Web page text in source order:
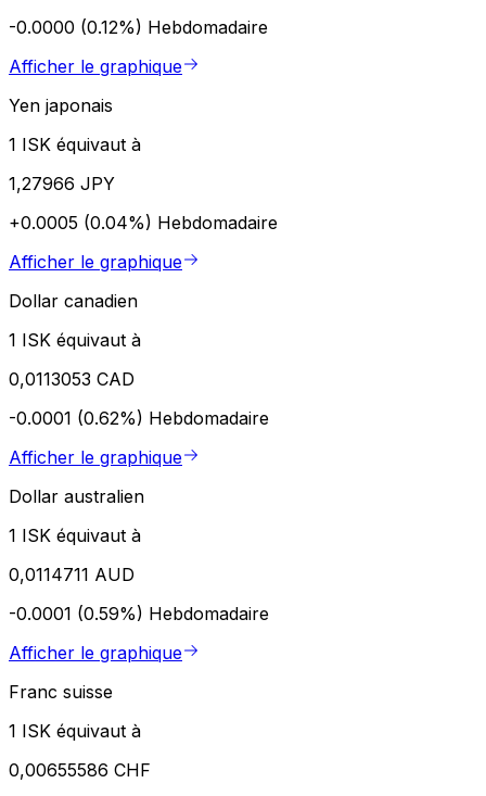
-0.0000 (0.12%) Hebdomadaire
Afficher le graphique
Yen japonais
1 ISK équivaut à
1,27966 JPY
+0.0005 (0.04%) Hebdomadaire
Afficher le graphique
Dollar canadien
1 ISK équivaut à
0,0113053 CAD
-0.0001 (0.62%) Hebdomadaire
Afficher le graphique
Dollar australien
1 ISK équivaut à
0,0114711 AUD
-0.0001 (0.59%) Hebdomadaire
Afficher le graphique
Franc suisse
1 ISK équivaut à
0,00655586 CHF